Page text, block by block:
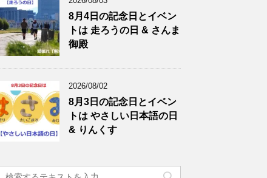
8月4日の記念日とイベン
トは 走ろうの日 & さんま
御殿
2026/08/02
8月3日の記念日とイベン
トは やさしい日本語の日
& りんくす